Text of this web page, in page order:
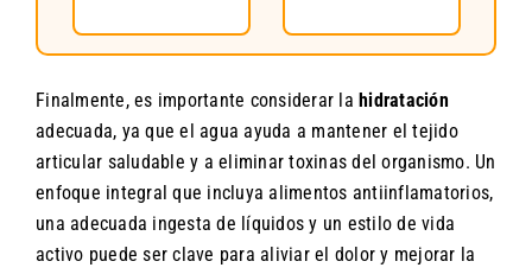
Finalmente, es importante considerar la hidratación
adecuada, ya que el agua ayuda a mantener el tejido
articular saludable y a eliminar toxinas del organismo. Un
enfoque integral que incluya alimentos antiinflamatorios,
una adecuada ingesta de líquidos y un estilo de vida
activo puede ser clave para aliviar el dolor y mejorar la